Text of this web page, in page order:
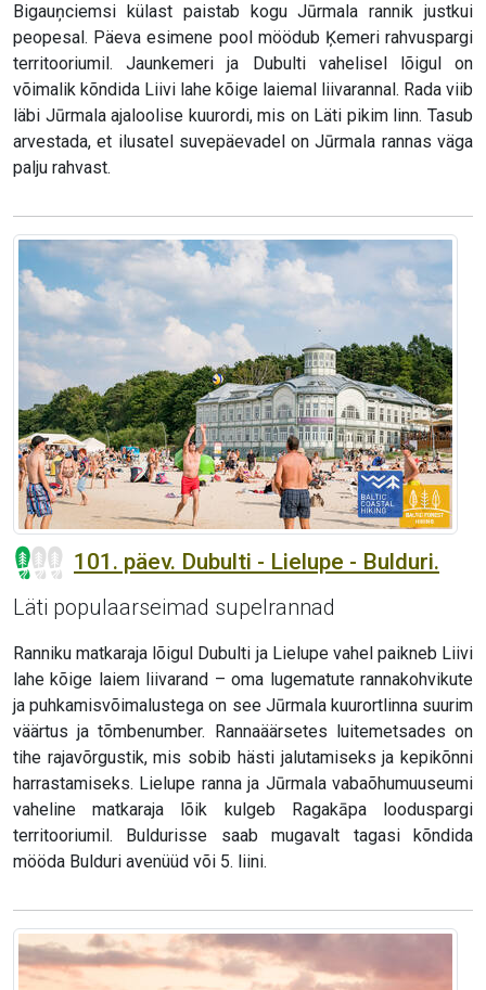
Bigauņciemsi külast paistab kogu Jūrmala rannik justkui
peopesal. Päeva esimene pool möödub Ķemeri rahvuspargi
territooriumil. Jaunkemeri ja Dubulti vahelisel lõigul on
võimalik kõndida Liivi lahe kõige laiemal liivarannal. Rada viib
läbi Jūrmala ajaloolise kuurordi, mis on Läti pikim linn. Tasub
arvestada, et ilusatel suvepäevadel on Jūrmala rannas väga
palju rahvast.
101. päev. Dubulti - Lielupe - Bulduri.
Läti populaarseimad supelrannad
Ranniku matkaraja lõigul Dubulti ja Lielupe vahel paikneb Liivi
lahe kõige laiem liivarand – oma lugematute rannakohvikute
ja puhkamisvõimalustega on see Jūrmala kuurortlinna suurim
väärtus ja tõmbenumber. Rannaäärsetes luitemetsades on
tihe rajavõrgustik, mis sobib hästi jalutamiseks ja kepikõnni
harrastamiseks. Lielupe ranna ja Jūrmala vabaõhumuuseumi
vaheline matkaraja lõik kulgeb Ragakāpa looduspargi
territooriumil. Buldurisse saab mugavalt tagasi kõndida
mööda Bulduri avenüüd või 5. liini.